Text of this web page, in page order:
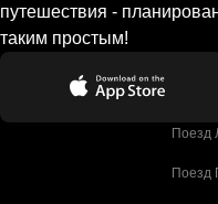
путешествия -
таким простым!
Поезд
Поезд